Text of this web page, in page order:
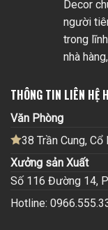
Decor
người
trong
nhà
THÔNG TIN LIÊN HỆ
Văn Phòng
38 Trần Cung,
Xưởng sản Xuất
Số 116 Đường 14,
Hotline: